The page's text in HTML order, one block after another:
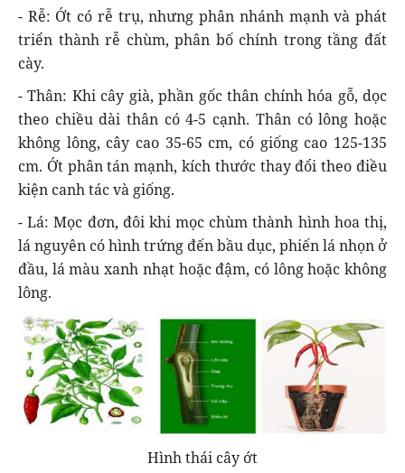
- Rễ: Ớt có rễ trụ, nhưng phân nhánh mạnh và phát
triển thành rễ chùm, phân bố chính trong tầng đất
cày.
- Thân: Khi cây già, phần gốc thân chính hóa gỗ, dọc
theo chiều dài thân có 4-5 cạnh. Thân có lông hoặc
không lông, cây cao 35-65 cm, có giống cao 125-135
cm. Ớt phân tán mạnh, kích thước thay đổi theo điều
kiện canh tác và giống.
- Lá: Mọc đơn, đôi khi mọc chùm thành hình hoa thị,
lá nguyên có hình trứng đến bầu dục, phiến lá nhọn ở
đầu, lá màu xanh nhạt hoặc đậm, có lông hoặc không
lông.
Hình thái cây ớt